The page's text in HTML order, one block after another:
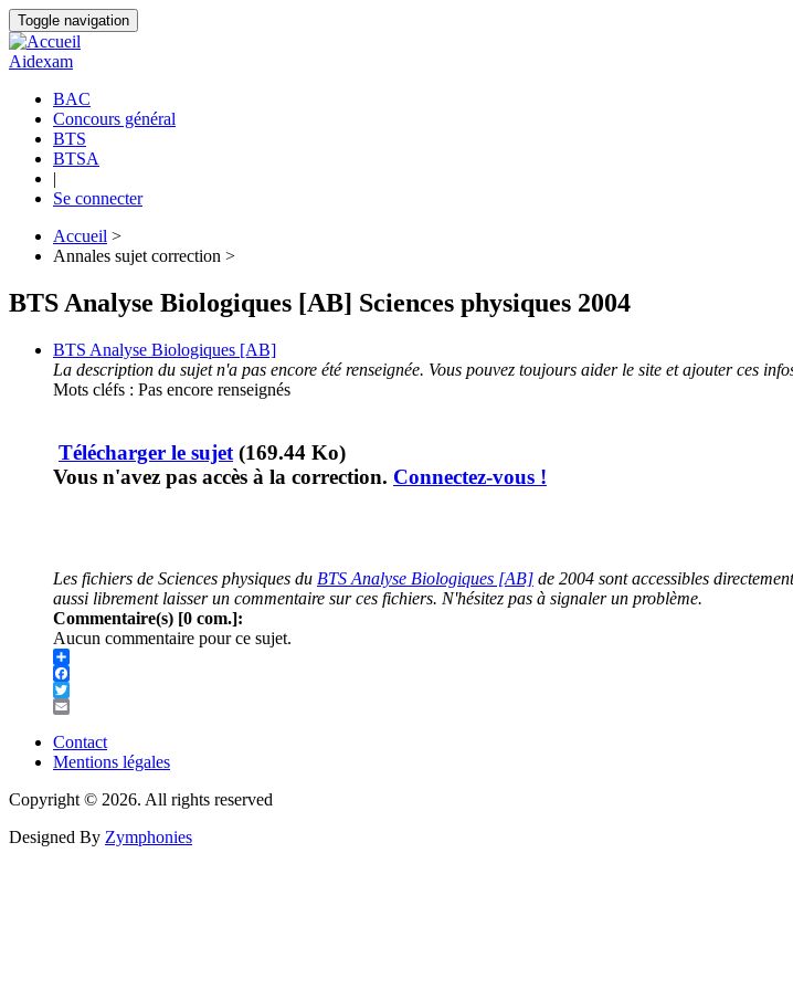
Aller
au
contenu
Toggle navigation
Aidexam
Navigation
principale
BAC
Concours général
BTS
BTSA
|
Se connecter
Fil
d'Ariane
Accueil >
Annales sujet correction >
BTS Analyse Biologiques [AB] Sciences physiques 2004
BTS Analyse Biologiques [AB]
La description du sujet n'a pas encore été renseignée. Vous pouvez toujours aider le site et ajouter ces
Mots cléfs : Pas encore renseignés
Télécharger le sujet (169.44 Ko)
Vous n'avez pas accès à la correction. Connectez-vous !
Les fichiers de Sciences physiques du BTS Analyse Biologiques [AB] de 2004 sont accessibles
aussi librement laisser un commentaire sur ces fichiers. N'hésitez pas à signaler un problème.
Commentaire(s) [0 com.]:
Aucun commentaire pour ce sujet.
Share
Facebook
Twitter
Menu
Pied
de
Contact
Mentions légales
Copyright © 2026. All rights reserved
Designed By Zymphonies